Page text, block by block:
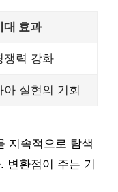
대 효과
쟁력 강화
아 실현의 기회
지속적으로 탐색
변환점이 주는 기